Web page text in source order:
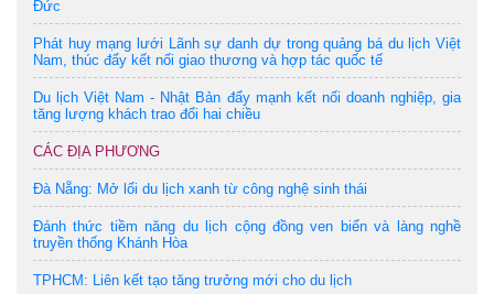
Đức
Phát huy mạng lưới Lãnh sự danh dự trong quảng bá du lịch Việt
Nam, thúc đẩy kết nối giao thương và hợp tác quốc tế
Du lịch Việt Nam - Nhật Bản đẩy mạnh kết nối doanh nghiệp, gia
tăng lượng khách trao đổi hai chiều
CÁC ĐỊA PHƯƠNG
Đà Nẵng: Mở lối du lịch xanh từ công nghệ sinh thái
Đánh thức tiềm năng du lịch cộng đồng ven biển và làng nghề
truyền thống Khánh Hòa
TPHCM: Liên kết tạo tăng trưởng mới cho du lịch